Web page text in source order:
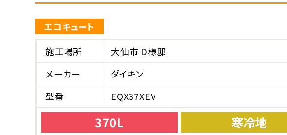
エコキュート
施工場所
大仙市 D様邸
メーカー
ダイキン
型番
EQX37XEV
370L
寒冷地